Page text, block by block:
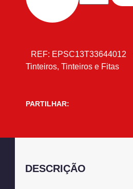
REF: EPSC13T33644012
Tinteiros, Tinteiros e Fitas
PARTILHAR:
DESCRIÇÃO